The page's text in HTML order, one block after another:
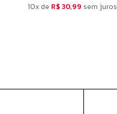
10x de R$ 30,99 sem juros